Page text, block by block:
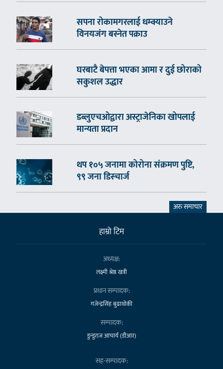
सपना रोकामगरलाई धम्क्याउने
विनयजंग बस्नेत पक्राउ
घरबाटै बेपत्ता भएका आमा र दुई छोराको
सकुशल उद्धार
डब्लुएचओद्वारा अस्ट्राजेनिका खोपलाई
मान्यता प्रदान
थप १०५ जनामा कोरोना संक्रमण पुष्टि,
९९ जना डिस्चार्ज
अरु समाचार
हाम्राे टिम
अध्यक्ष:
लक्ष्मी श्रेष्ठ खत्री
प्रधान सम्पादक:
गजेन्द्रसिंह बुढाथोकी
सम्पादक:
डुन्डुराज आचार्य (डीआर)
सह-सम्पादक: